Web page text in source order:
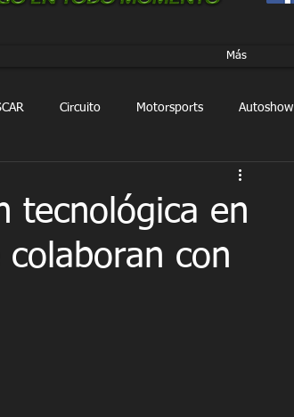
Más
Circuito Motorsports Autoshow
tecnológica en
con